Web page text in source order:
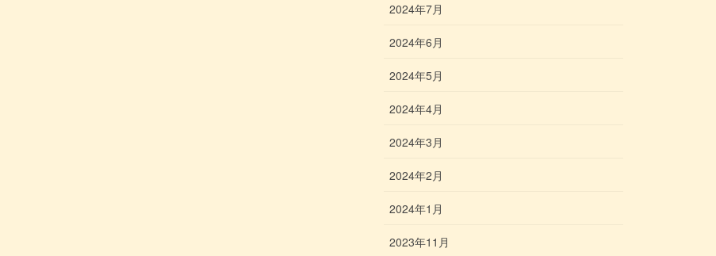
2024年7月
2024年6月
2024年5月
2024年4月
2024年3月
2024年2月
2024年1月
2023年11月